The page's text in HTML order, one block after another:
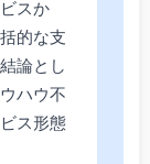
スか
的な支
論とし
ハウ不
ス形態